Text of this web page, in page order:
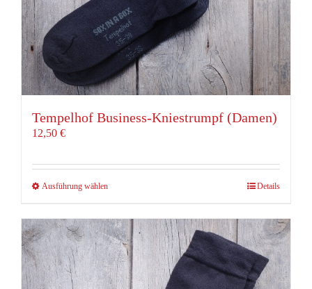
Tempelhof Business-Kniestrumpf (Damen)
12,50 €
Ausführung wählenDieses
weist
mehrere
Varianten
auf.
Die
Details